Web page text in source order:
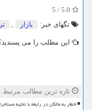
5.0
/
5
تگهای خبر:
بازار ,
این مطلب را می
تازه ترین مطالب مرتبط
اخطار به مالکان در رابطه با تخلیه